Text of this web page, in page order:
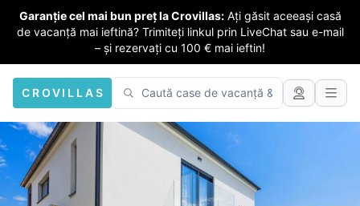
Garanție cel mai bun preț la Crovillas: Ați găsit aceeași casă
de vacanță mai ieftină? Trimiteți linkul prin LiveChat sau e-mail
– și rezervați cu 100 € mai ieftin!
CROVILLAS